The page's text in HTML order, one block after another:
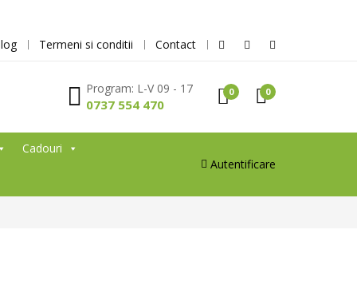
Termeni si conditii Contact
Program: L-V 09 - 17
0737 554 470
0 0
Cadouri
Autentificare